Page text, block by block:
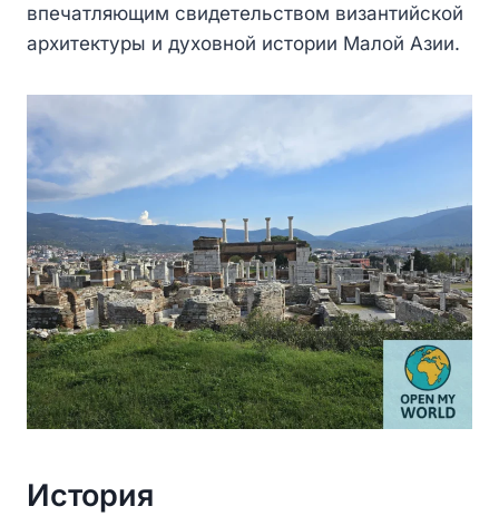
впечатляющим свидетельством византийской
архитектуры и духовной истории Малой Азии.
История